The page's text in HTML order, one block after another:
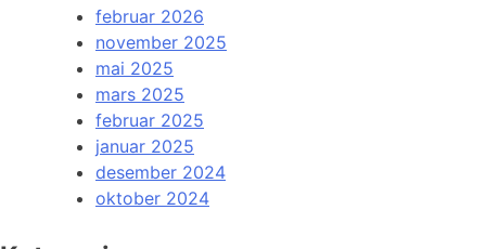
februar 2026
november 2025
mai 2025
mars 2025
februar 2025
januar 2025
desember 2024
oktober 2024